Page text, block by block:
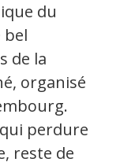
du
bel
de la
organisé
perdure
reste de